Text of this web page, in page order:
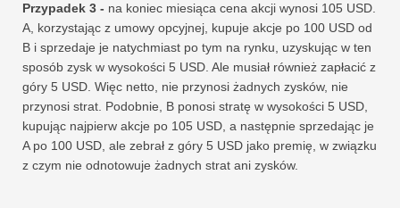
Przypadek 3 - na koniec miesiąca cena akcji wynosi 105 USD.
A, korzystając z umowy opcyjnej, kupuje akcje po 100 USD od
B i sprzedaje je natychmiast po tym na rynku, uzyskując w ten
sposób zysk w wysokości 5 USD. Ale musiał również zapłacić z
góry 5 USD. Więc netto, nie przynosi żadnych zysków, nie
przynosi strat. Podobnie, B ponosi stratę w wysokości 5 USD,
kupując najpierw akcje po 105 USD, a następnie sprzedając je
A po 100 USD, ale zebrał z góry 5 USD jako premię, w związku
z czym nie odnotowuje żadnych strat ani zysków.